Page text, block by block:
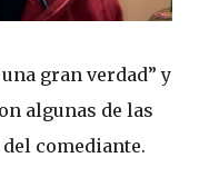
gran verdad” y
algunas de las
comediante.